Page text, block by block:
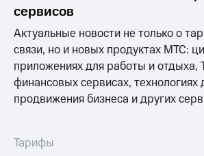
о технологиях
Достижения
Интервью
сервисов
Актуальные новости не только о
связи, но и новых продуктах МТС:
приложениях для работы и отдыха,
финансовых сервисах, технологиях
продвижения бизнеса и других
Тарифы